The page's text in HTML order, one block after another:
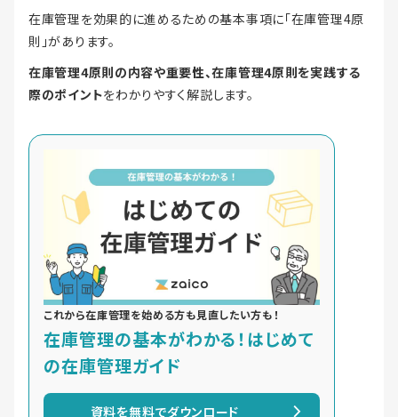
在庫管理を効果的に進めるための基本事項に「在庫管理4原
則」があります。
在庫管理4原則の内容や重要性、在庫管理4原則を実践する
際のポイントをわかりやすく解説します。
これから在庫管理を始める方も見直したい方も！
在庫管理の基本がわかる！はじめて
の在庫管理ガイド
資料を無料でダウンロード